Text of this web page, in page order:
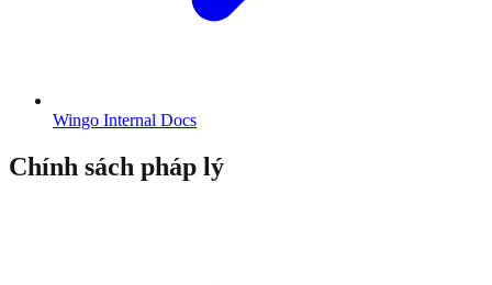
Wingo Internal Docs
Chính sách pháp lý